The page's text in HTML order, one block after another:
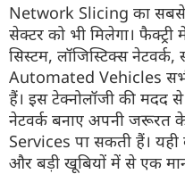
Network Slicing का सबसे
सेक्टर को भी मिलेगा।
सिस्टम, लॉजिस्टिक्स नेटवर्क,
Automated Vehicles
हैं। इस टेक्नोलॉजी की मदद
नेटवर्क बनाए अपनी जरूरत
Services पा सकती हैं।
और बड़ी खूबियों में से एक